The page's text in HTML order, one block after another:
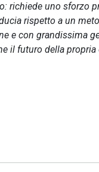
richiede uno sforzo
rispetto a un
e con grandissima
il futuro della propria